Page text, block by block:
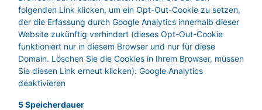
folgenden Link klicken, um ein Opt-Out-Cookie zu setzen,
der die Erfassung durch Google Analytics innerhalb dieser
Website zukünftig verhindert (dieses Opt-Out-Cookie
funktioniert nur in diesem Browser und nur für diese
Domain. Löschen Sie die Cookies in Ihrem Browser, müssen
Sie diesen Link erneut klicken): Google Analytics
deaktivieren
5 Speicherdauer